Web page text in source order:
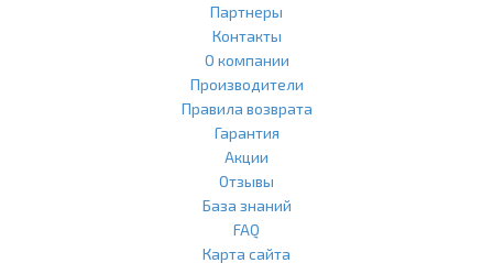
Партнеры
Контакты
О компании
Производители
Правила возврата
Гарантия
Акции
Отзывы
База знаний
FAQ
Карта сайта